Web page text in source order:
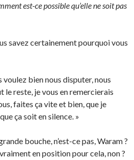
est-ce possible qu’elle ne soit pas
savez certainement pourquoi vous
voulez bien nous disputer, nous
reste, je vous en remercierais
faites ça vite et bien, que je
ça soit en silence. »
bouche, n’est-ce pas, Waram ?
en position pour cela, non ?